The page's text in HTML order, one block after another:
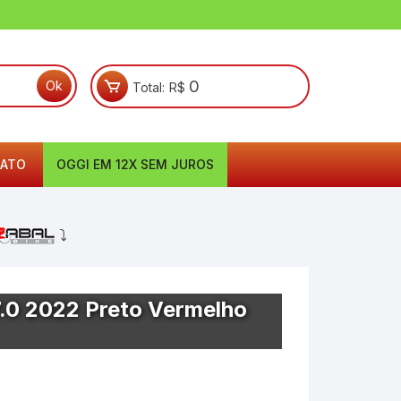
Total: R$ 0
OGGI EM 12X SEM JUROS
⤵
2022 Preto Vermelho